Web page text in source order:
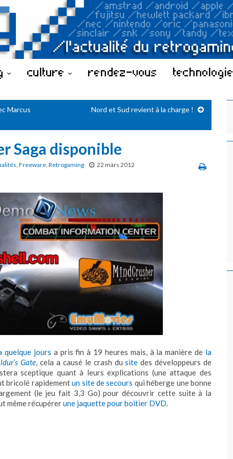
culture rendez-vous technologie
Marcus
Nord et Sud revient à la charge !
Saga disponible
, Freeware, Retrogaming 22 mars 2012
quelque jours a pris fin à 19 heures mais, à la manière de la
Gate, cela a causé le crash dusite des développeurs de
sceptique quant à leurs explications (une attaque des
bricolé rapidementun site de secours qui héberge une bonne
(le jeu fait 3,3 Go) pour découvrir cette suite à la
même récupérerune jaquette pour boitier DVD.